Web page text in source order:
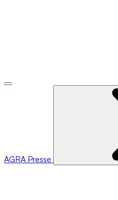
AGRA Presse